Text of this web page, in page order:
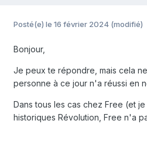
Posté(e) le 16 février 2024 (modifié)
Bonjour,
Je peux te répondre, mais cela
personne à ce jour n'a réussi en
Dans tous les cas chez Free (et
historiques Révolution, Free n'a